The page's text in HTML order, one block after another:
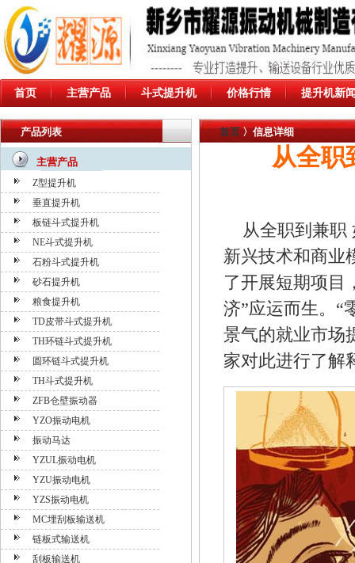
首页 主营产品 斗式提升机 价格行情 提升机新
首页〉信息详细
从全职
从全职到兼职
新兴技术和商业
了开展短期项目
济”应运而生。“
景气的就业市场
家对此进行了解
产品列表
主营产品
Z型提升机
垂直提升机
板链斗式提升机
NE斗式提升机
石粉斗式提升机
砂石提升机
粮食提升机
TD皮带斗式提升机
TH环链斗式提升机
圆环链斗式提升机
TH斗式提升机
ZFB仓壁振动器
YZO振动电机
振动马达
YZUL振动电机
YZU振动电机
YZS振动电机
MC埋刮板输送机
链板式输送机
刮板输送机